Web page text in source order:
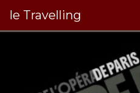
le Travelling